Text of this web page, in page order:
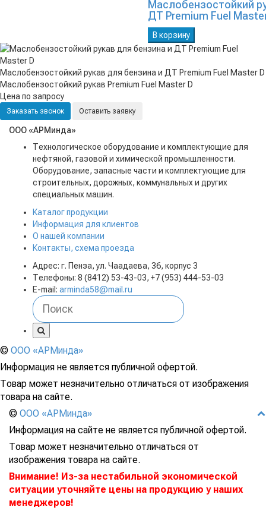
Маслобензостойкий
ДТ Premium Fuel
В корзину
Маслобензостойкий рукав для бензина и ДТ Premium Fuel Master D
Маслобензостойкий рукав Premium Fuel Master D
Цена по запросу
Заказать звонок Оставить заявку
ООО «АРМинда»
Технологическое оборудование и комплектующие для
нефтяной, газовой и химической промышленности.
Оборудование, запасные части и комплектующие для
строительных, дорожных, коммунальных и других
специальных машин.
Каталог продукции
Информация для клиентов
О нашей компании
Контакты, схема проезда
Адрес: г. Пенза, ул. Чаадаева, 36, корпус 3
Телефоны: 8 (8412) 53-43-03, +7 (953) 444-53-03
E-mail: arminda58@mail.ru
© ООО «АРМинда»
Информация не является публичной офертой.
Товар может незначительно отличаться от изображения
товара на сайте.
© ООО «АРМинда»
Информация на сайте не является публичной офертой.
Товар может незначительно отличаться от
изображения товара на сайте.
Внимание! Из-за нестабильной экономической
ситуации уточняйте цены на продукцию у наших
менеджеров!